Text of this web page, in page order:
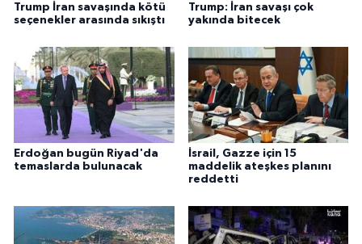
Trump İran savaşında kötü
seçenekler arasında sıkıştı
Trump: İran savaşı çok
yakında bitecek
Erdoğan bugün Riyad'da
temaslarda bulunacak
İsrail, Gazze için 15
maddelik ateşkes planını
reddetti